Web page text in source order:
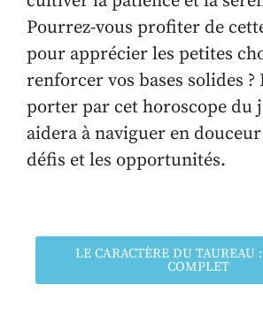
Pourrez-vous profiter de
pour apprécier les petites
renforcer vos bases solides ?
porter par cet horoscope du
aidera à naviguer en
défis et les opportunités.
LE CARACTÈRE DU TAUREAU
COMPLET